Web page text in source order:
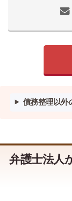
債務整理以外
弁護士法人